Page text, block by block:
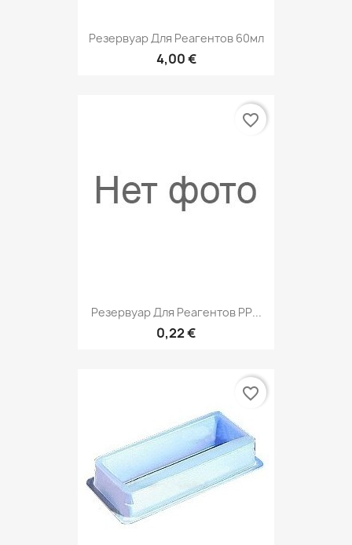
Резервуар Для Реагентов 60мл
4,00 €
Резервуар Для Реагентов РР...
0,22 €
favorite_border
favorite_border